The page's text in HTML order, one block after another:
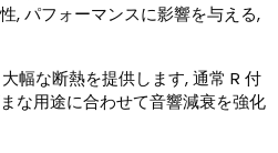
, パフォーマンスに影響を与える,
幅な断熱を提供します, 通常 R 付
な用途に合わせて音響減衰を強化